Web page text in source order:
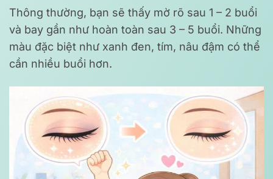
Thông thường, bạn sẽ thấy mờ rõ sau 1 – 2 buổi
và bay gần như hoàn toàn sau 3 – 5 buổi. Những
màu đặc biệt như xanh đen, tím, nâu đậm có thể
cần nhiều buổi hơn.